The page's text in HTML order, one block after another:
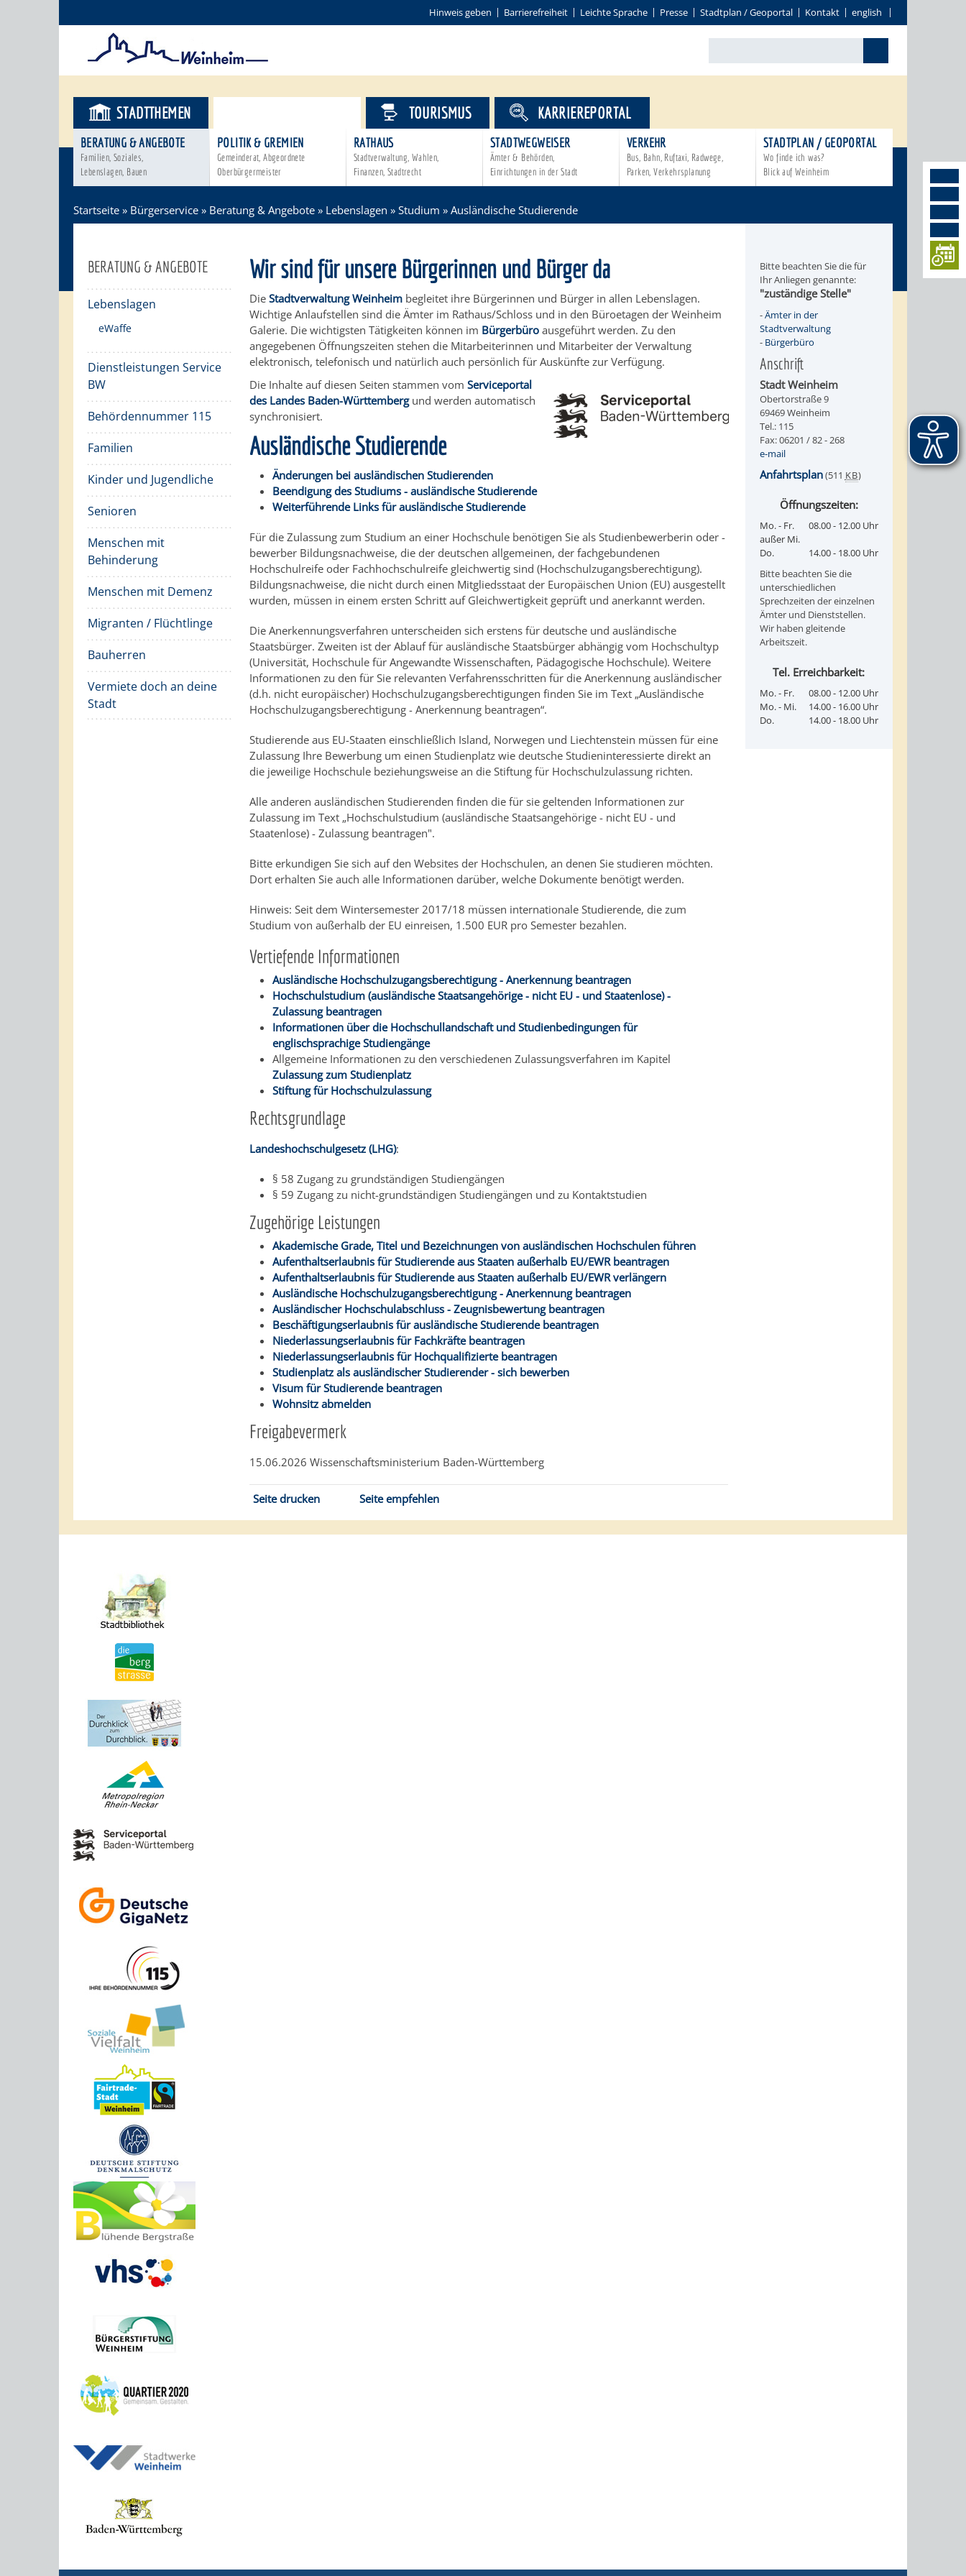
Hinweis geben Barrierefreiheit Leichte Sprache Presse Stadtplan / Geoportal Kontakt english
STADTTHEMEN
BERATUNG & ANGEBOTE
Familien, Soziales,
Lebenslagen, Bauen
POLITIK & GREMIEN
Gemeinderat, Abgeordnete
Oberbürgermeister
RATHAUS
Stadtverwaltung, Wahlen,
Finanzen, Stadtrecht
STADTWEGWEISER
Ämter & Behörden,
Einrichtungen in der Stadt
VERKEHR
Bus, Bahn, Ruftaxi, Radwege,
Parken, Verkehrsplanung
STADTPLAN / GEOPORTAL
Wo finde ich was?
Blick auf Weinheim
TOURISMUS KARRIEREPORTAL
Startseite » Bürgerservice » Beratung & Angebote » Lebenslagen » Studium » Ausländische Studierende
BERATUNG & ANGEBOTE
Lebenslagen
eWaffe
Dienstleistungen Service
BW
Behördennummer 115
Familien
Kinder und Jugendliche
Senioren
Menschen mit
Behinderung
Menschen mit Demenz
Migranten / Flüchtlinge
Bauherren
Vermiete doch an deine
Stadt
Wir sind für unsere Bürgerinnen und Bürger da
DieStadtverwaltung Weinheim begleitet ihre Bürgerinnen und Bürger in allen Lebenslagen.
Wichtige Anlaufstellen sind die Ämter im Rathaus/Schloss und in den Büroetagen der Weinheim
Galerie. Die wichtigsten Tätigkeiten können im Bürgerbüro ausgeführt werden. Zu den
angegebenen Öffnungszeiten stehen die Mitarbeiterinnen und Mitarbeiter der Verwaltung
elektronisch, telefonisch und natürlich auch persönlich für Auskünfte zur Verfügung.
Die Inhalte auf diesen Seiten stammen vomServiceportal
des Landes Baden-Württembergund werden automatisch
synchronisiert.
Ausländische Studierende
Änderungen bei ausländischen Studierenden
Beendigung des Studiums - ausländische Studierende
Weiterführende Links für ausländische Studierende
Für die Zulassung zum Studium an einer Hochschule benötigen Sie als Studienbewerberin oder -
bewerber Bildungsnachweise, die der deutschen allgemeinen, der fachgebundenen
Hochschulreife oder Fachhochschulreife gleichwertig sind (Hochschulzugangsberechtigung).
Bildungsnachweise, die nicht durch einen Mitgliedsstaat der Europäischen Union (EU) ausgestellt
wurden, müssen in einem ersten Schritt auf Gleichwertigkeit geprüft und anerkannt werden.
Die Anerkennungsverfahren unterscheiden sich erstens für deutsche und ausländische
Staatsbürger. Zweiten ist der Ablauf für ausländische Staatsbürger abhängig vom Hochschultyp
(Universität, Hochschule für Angewandte Wissenschaften, Pädagogische Hochschule). Weitere
Informationen zu den für Sie relevanten Verfahrensschritten für die Anerkennung ausländischer
(d.h. nicht europäischer) Hochschulzugangsberechtigungen finden Sie im Text „Ausländische
Hochschulzugangsberechtigung - Anerkennung beantragen“.
Studierende aus EU-Staaten einschließlich Island, Norwegen und Liechtenstein müssen für eine
Zulassung Ihre Bewerbung um einen Studienplatz wie deutsche Studieninteressierte direkt an
die jeweilige Hochschule beziehungsweise an die Stiftung für Hochschulzulassung richten.
Alle anderen ausländischen Studierenden finden die für sie geltenden Informationen zur
Zulassung im Text „Hochschulstudium (ausländische Staatsangehörige - nicht EU - und
Staatenlose) - Zulassung beantragen".
Bitte erkundigen Sie sich auf den Websites der Hochschulen, an denen Sie studieren möchten.
Dort erhalten Sie auch alle Informationen darüber, welche Dokumente benötigt werden.
Hinweis: Seit dem Wintersemester 2017/18 müssen internationale Studierende, die zum
Studium von außerhalb der EU einreisen, 1.500 EUR pro Semester bezahlen.
Vertiefende Informationen
Ausländische Hochschulzugangsberechtigung - Anerkennung beantragen
Hochschulstudium (ausländische Staatsangehörige - nicht EU - und Staatenlose) -
Zulassung beantragen
Informationen über die Hochschullandschaft und Studienbedingungen für
englischsprachige Studiengänge
Allgemeine Informationen zu den verschiedenen Zulassungsverfahren im Kapitel
Zulassung zum Studienplatz
Stiftung für Hochschulzulassung
Rechtsgrundlage
Landeshochschulgesetz (LHG):
§ 58Zugang zu grundständigen Studiengängen
§ 59Zugang zu nicht-grundständigen Studiengängen und zu Kontaktstudien
Zugehörige Leistungen
Akademische Grade, Titel und Bezeichnungen von ausländischen Hochschulen führen
Aufenthaltserlaubnis für Studierende aus Staaten außerhalb EU/EWR beantragen
Aufenthaltserlaubnis für Studierende aus Staaten außerhalb EU/EWR verlängern
Ausländische Hochschulzugangsberechtigung - Anerkennung beantragen
Ausländischer Hochschulabschluss - Zeugnisbewertung beantragen
Beschäftigungserlaubnis für ausländische Studierende beantragen
Niederlassungserlaubnis für Fachkräfte beantragen
Niederlassungserlaubnis für Hochqualifizierte beantragen
Studienplatz als ausländischer Studierender - sich bewerben
Visum für Studierende beantragen
Wohnsitz abmelden
Freigabevermerk
15.06.2026 Wissenschaftsministerium Baden-Württemberg
Seite drucken Seite empfehlen
Bitte beachten Sie die für
Ihr Anliegen genannte:
"zuständige Stelle"
-Ämter in der
Stadtverwaltung
- Bürgerbüro
Anschrift
Stadt Weinheim
Obertorstraße 9
69469 Weinheim
Tel.: 115
Fax: 06201 / 82 - 268
e-mail
Anfahrtsplan(511 KB)
Öffnungszeiten:
Mo. - Fr.
außer Mi.
08.00 - 12.00 Uhr
Do.
14.00 - 18.00 Uhr
Bitte beachten Sie die
unterschiedlichen
Sprechzeiten der einzelnen
Ämter und Dienststellen.
Wir haben gleitende
Arbeitszeit.
Tel. Erreichbarkeit:
Mo. - Fr.
08.00 - 12.00 Uhr
Mo. - Mi.
14.00 - 16.00 Uhr
Do.
14.00 - 18.00 Uhr